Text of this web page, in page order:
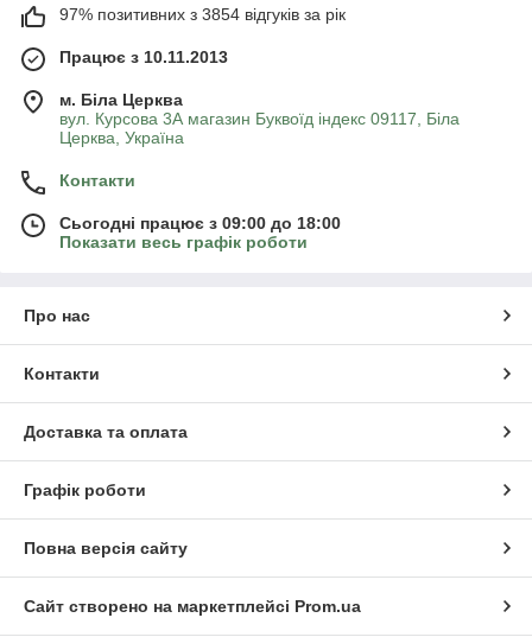
97% позитивних з 3854 відгуків за рік
Працює з 10.11.2013
м. Біла Церква
вул. Курсова 3А магазин Буквоїд індекс 09117, Біла
Церква, Україна
Контакти
Сьогодні працює з 09:00 до 18:00
Показати весь графік роботи
Про нас
Контакти
Доставка та оплата
Графік роботи
Повна версія сайту
Сайт створено на маркетплейсі Prom.ua